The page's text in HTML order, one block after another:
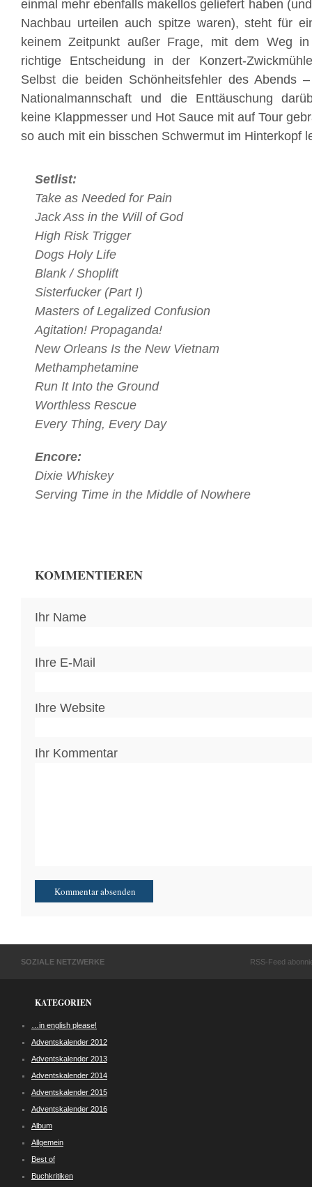
einmal mehr ebenfalls makellos geliefert haben
Nachbau urteilen auch spitze waren), steht für
keinem Zeitpunkt außer Frage, mit dem Weg
richtige Entscheidung in der Konzert-
Selbst die beiden Schönheitsfehler des Abends
Nationalmannschaft und die Enttäuschung
keine Klappmesser und Hot Sauce mit auf Tour
so auch mit ein bisschen Schwermut im Hinterkopf
Setlist:
Take as Needed for Pain
Jack Ass in the Will of God
High Risk Trigger
Dogs Holy Life
Blank / Shoplift
Sisterfucker (Part I)
Masters of Legalized Confusion
Agitation! Propaganda!
New Orleans Is the New Vietnam
Methamphetamine
Run It Into the Ground
Worthless Rescue
Every Thing, Every Day
Encore:
Dixie Whiskey
Serving Time in the Middle of Nowhere
KOMMENTIEREN
Ihr Name
Ihre E-Mail
Ihre Website
Ihr Kommentar
SOZIALE NETZWERKE RSS-Feed
KATEGORIEN
…in english please!
Adventskalender 2012
Adventskalender 2013
Adventskalender 2014
Adventskalender 2015
Adventskalender 2016
Album
Allgemein
Best of
Buchkritiken